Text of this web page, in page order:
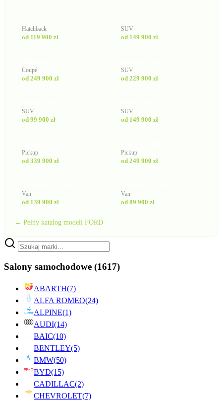
Hatchback
od 119 900 zł
SUV
od 149 900 zł
Coupé
od 249 900 zł
SUV
od 229 900 zł
SUV
od 99 900 zł
SUV
od 149 900 zł
Pickup
od 339 900 zł
Pickup
od 249 900 zł
Van
od 139 900 zł
Van
od 89 900 zł
→ Pełny katalog modeli FORD
Salony samochodowe (1617)
ABARTH(7)
ALFA ROMEO(24)
ALPINE(1)
AUDI(14)
BAIC(10)
BENTLEY(5)
BMW(50)
BYD(15)
CADILLAC(2)
CHEVROLET(7)